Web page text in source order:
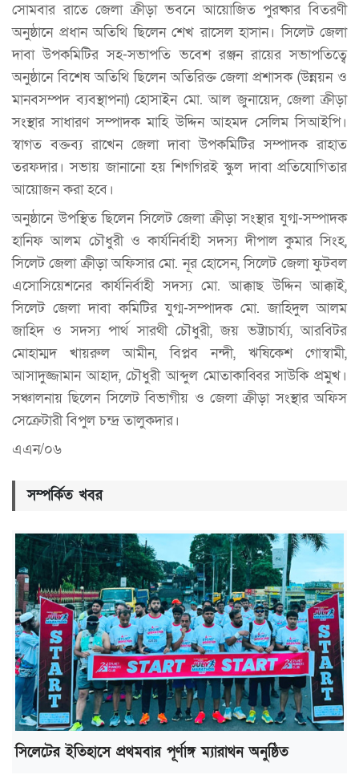
সোমবার রাতে জেলা ক্রীড়া ভবনে আয়োজিত পুরষ্কার বিতরণী
অনুষ্ঠানে প্রধান অতিথি ছিলেন শেখ রাসেল হাসান। সিলেট জেলা
দাবা উপকমিটির সহ-সভাপতি ভবেশ রঞ্জন রায়ের সভাপতিত্বে
অনুষ্ঠানে বিশেষ অতিথি ছিলেন অতিরিক্ত জেলা প্রশাসক (উন্নয়ন ও
মানবসম্পদ ব্যবস্থাপনা) হোসাইন মো. আল জুনায়েদ, জেলা ক্রীড়া
সংস্থার সাধারণ সম্পাদক মাহি উদ্দিন আহমদ সেলিম সিআইপি।
স্বাগত বক্তব্য রাখেন জেলা দাবা উপকমিটির সম্পাদক রাহাত
তরফদার। সভায় জানানো হয় শিগগিরই স্কুল দাবা প্রতিযোগিতার
আয়োজন করা হবে।
অনুষ্ঠানে উপস্থিত ছিলেন সিলেট জেলা ক্রীড়া সংস্থার যুগ্ম-সম্পাদক
হানিফ আলম চৌধুরী ও কার্যনির্বাহী সদস্য দীপাল কুমার সিংহ,
সিলেট জেলা ক্রীড়া অফিসার মো. নূর হোসেন, সিলেট জেলা ফুটবল
এসোসিয়েশনের কার্যনির্বাহী সদস্য মো. আক্কাছ উদ্দিন আক্কাই,
সিলেট জেলা দাবা কমিটির যুগ্ম-সম্পাদক মো. জাহিদুল আলম
জাহিদ ও সদস্য পার্থ সারথী চৌধুরী, জয় ভট্টাচার্য্য, আরবিটর
মোহাম্মদ খায়রুল আমীন, বিপ্লব নন্দী, ঋষিকেশ গোস্বামী,
আসাদুজ্জামান আহাদ, চৌধুরী আব্দুল মোতাকাব্বির সাউকি প্রমুখ।
সঞ্চালনায় ছিলেন সিলেট বিভাগীয় ও জেলা ক্রীড়া সংস্থার অফিস
সেক্রেটারী বিপুল চন্দ্র তালুকদার।
এএন/০৬
সম্পর্কিত খবর
সিলেটের ইতিহাসে প্রথমবার পূর্ণাঙ্গ ম্যারাথন অনুষ্ঠিত